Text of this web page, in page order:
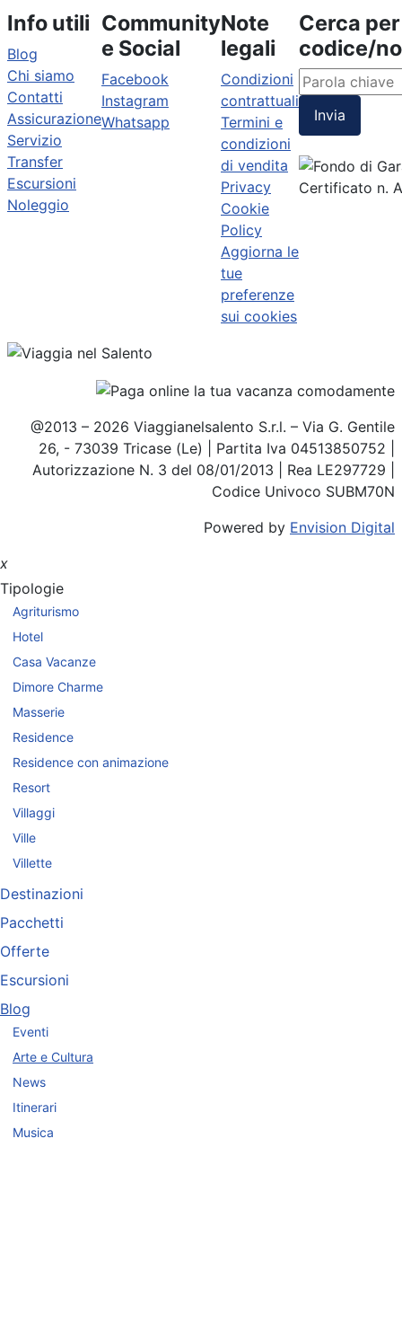
Info utili
Blog
Chi siamo
Contatti
Assicurazione
Servizio
Transfer
Escursioni
Noleggio
Community
e Social
Facebook
Instagram
Whatsapp
Note
legali
Condizioni
contrattuali
Termini e
condizioni
di vendita
Privacy
Cookie
Policy
Aggiorna le
tue
preferenze
sui cookies
Cerca per
codice/
Invia
Certificato n.
@2013 – 2026 Viaggianelsalento S.r.l. – Via G. Gentile
26, - 73039 Tricase (Le) | Partita Iva 04513850752 |
Autorizzazione N. 3 del 08/01/2013 | Rea LE297729 |
Codice Univoco SUBM70N
Powered by Envision Digital
x
Tipologie
Agriturismo
Hotel
Casa Vacanze
Dimore Charme
Masserie
Residence
Residence con animazione
Resort
Villaggi
Ville
Villette
Destinazioni
Pacchetti
Offerte
Escursioni
Blog
Eventi
Arte e Cultura
News
Itinerari
Musica